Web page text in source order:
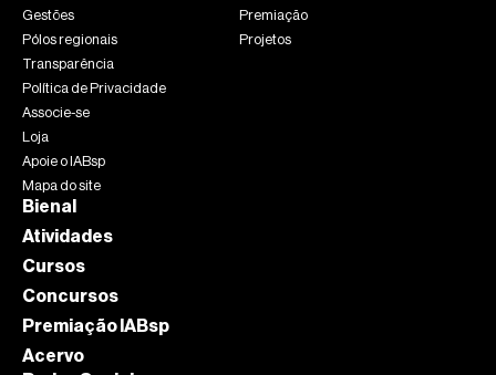
Gestões
Pólos regionais
Transparência
Política de Privacidade
Associe-se
Loja
Apoie o IABsp
Mapa do site
Premiação
Projetos
Bienal
Atividades
Cursos
Concursos
Premiação IABsp
Acervo